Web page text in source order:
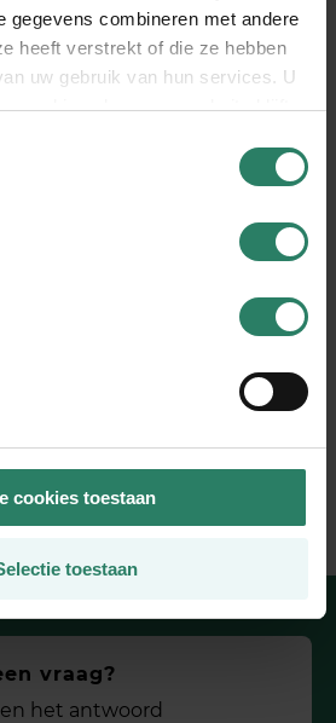
gegevens combineren met andere
heeft verstrekt of die ze hebben
uw gebruik van hun services. U
cookies als u onze website blijft
cookies toestaan
toestaan
Werkvereniging (
voor €30 per
ook vragen stellen.
deelnemers willen
Haag. En kunnen blijven
niet zozeer de zekerheid
voor het leven, maar zekerheid
werk. Want dat zijn toch
vraag?
het antwoord